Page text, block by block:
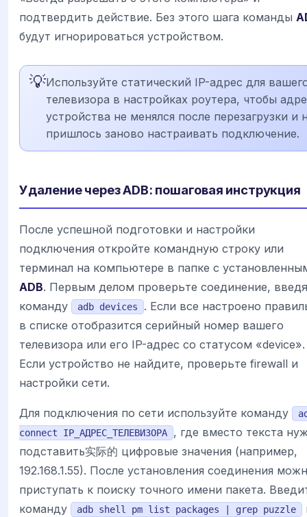
подтвердить действие. Без этого шага команды
будут игнорироваться устройством.
💡Используйте статический IP-адрес для
телевизора в настройках роутера, чтобы
устройства не менялся после перезагрузки и
пришлось заново настраивать подключение.
Удаление через ADB: пошаговая инструкция
После успешной подготовки и настройки
подключения откройте командную строку или
терминал на компьютере в папке с
ADB. Первым делом проверьте соединение, введя
команду
adb devices
. Если все настроено
в списке отобразится серийный номер вашего
телевизора или его IP-адрес со статусом «device».
Если устройство не найдите, проверьте firewall и
настройки сети.
Для подключения по сети используйте команду
connect IP_АДРЕС_ТЕЛЕВИЗОРА
, где вместо текста
подставить实际的 цифровые значения (например,
192.168.1.55). После установления соединения
приступать к поиску точного имени пакета.
команду
adb shell pm list packages | grep puzzle